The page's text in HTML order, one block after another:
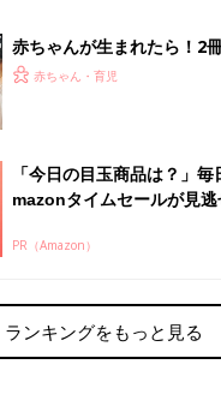
赤ちゃんが生まれたら！2
ひよ」
赤ちゃん・育児
「今日の目玉商品は？」
mazonタイムセールが見逃
PR（Amazon）
ランキングをもっと見る